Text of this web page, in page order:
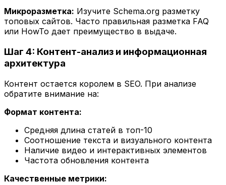
Микроразметка: Изучите Schema.org разметку
топовых сайтов. Часто правильная разметка FAQ
или HowTo дает преимущество в выдаче.
Шаг 4: Контент-анализ и информационная
архитектура
Контент остается королем в SEO. При анализе
обратите внимание на:
Формат контента:
Средняя длина статей в топ-10
Соотношение текста и визуального контента
Наличие видео и интерактивных элементов
Частота обновления контента
Качественные метрики: